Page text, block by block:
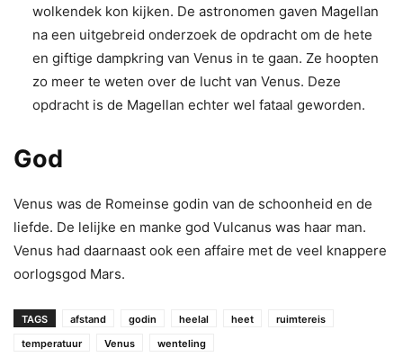
wolkendek kon kijken. De astronomen gaven Magellan
na een uitgebreid onderzoek de opdracht om de hete
en giftige dampkring van Venus in te gaan. Ze hoopten
zo meer te weten over de lucht van Venus. Deze
opdracht is de Magellan echter wel fataal geworden.
God
Venus was de Romeinse godin van de schoonheid en de
liefde. De lelijke en manke god Vulcanus was haar man.
Venus had daarnaast ook een affaire met de veel knappere
oorlogsgod Mars.
TAGS afstand godin heelal heet
ruimtereis
temperatuur
Venus wenteling